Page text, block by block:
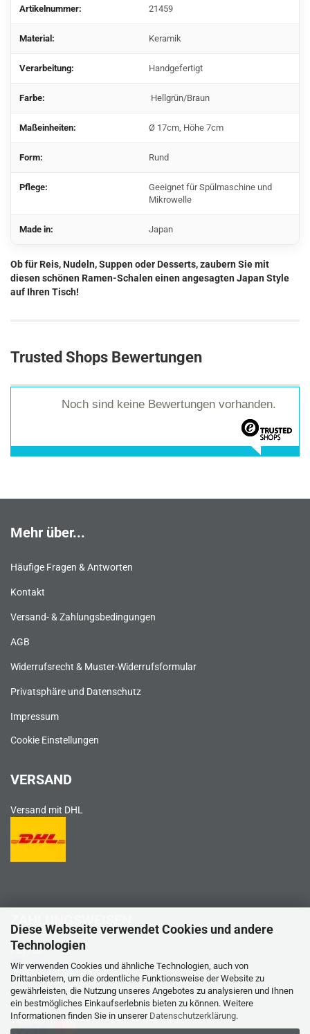
Diese Webseite verwendet Cookies und andere
Technologien
Wir verwenden Cookies und ähnliche Technologien, auch von
Drittanbietern, um die ordentliche Funktionsweise der Website zu
gewährleisten, die Nutzung unseres Angebotes zu analysieren und Ihnen
ein bestmögliches Einkaufserlebnis bieten zu können. Weitere
Informationen finden Sie in unserer Datenschutzerklärung.
Artikelnummer: 21459
Material: Keramik
Verarbeitung: Handgefertigt
Farbe: Hellgrün/Braun
Maßeinheiten: Ø 17cm, Höhe 7cm
Form: Rund
Pflege:
Geeignet für Spülmaschine und
Mikrowelle
Made in: Japan
Ob für Reis, Nudeln, Suppen oder Desserts, zaubern Sie mit
diesen schönen Ramen-Schalen einen angesagten Japan Style
auf Ihren Tisch!
Trusted Shops Bewertungen
Noch sind keine Bewertungen vorhanden.
Mehr über...
Häufige Fragen & Antworten
Kontakt
Versand- & Zahlungsbedingungen
AGB
Widerrufsrecht & Muster-Widerrufsformular
Privatsphäre und Datenschutz
Impressum
Cookie Einstellungen
VERSAND
Versand mit DHL
ZAHLUNGSWEISEN
PayPal
Kreditkarte